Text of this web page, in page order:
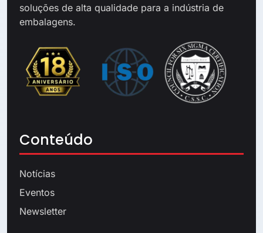
soluções de alta qualidade para a indústria de
embalagens.
Conteúdo
Notícias
Eventos
Newsletter